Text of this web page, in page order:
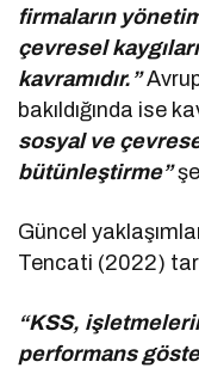
firmaların
çevresel
kavramıdır.”
bakıldığında ise
sosyal ve
bütünleştirme”
Güncel
Tencati (2022)
“KSS,
performans